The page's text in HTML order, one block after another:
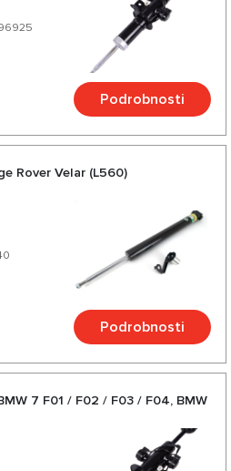
Podrobnosti
Rover Velar (L560)
Podrobnosti
7 F01 / F02 / F03 / F04, BMW